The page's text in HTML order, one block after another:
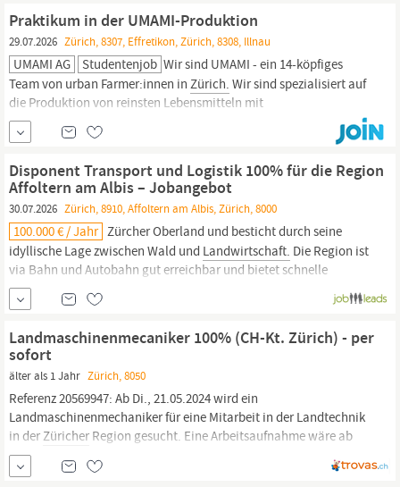
Praktikum in der UMAMI-Produktion
29.07.2026 Zürich, 8307, Effretikon, Zürich, 8308, Illnau
UMAMI AG Studentenjob Wir sind UMAMI - ein 14-köpfiges
Team von urban Farmer:innen in Zürich. Wir sind spezialisiert auf
die Produktion von reinsten Lebensmitteln mit
ausserordentlichen Geschmack. Unsere Produkte sind
schweizweit in der Gastronomie und im Detailhandel erhältlich.
Disponent Transport und Logistik 100% für die Region
Affoltern am Albis – Jobangebot
30.07.2026 Zürich, 8910, Affoltern am Albis, Zürich, 8000
100.000 € / Jahr Zürcher Oberland und besticht durch seine
idyllische Lage zwischen Wald und Landwirtschaft. Die Region ist
via Bahn und Autobahn gut erreichbar und bietet schnelle
Verbindungen nach
Umgebung mit gleichzeitiger Nähe zu urbanen Zentren – ideal für
Landmaschinenmecaniker 100% (CH-Kt. Zürich) - per
sofort
älter als 1 Jahr Zürich, 8050
Referenz 20569947: Ab Di., 21.05.2024 wird ein
Landmaschinenmechaniker für eine Mitarbeit in der Landtechnik
in der Züricher Region gesucht. Eine Arbeitsaufnahme wäre ab
der nächsten KW möglich - je nach direkter Vereinbarung mit
Schweizer Arbeitgeber. Wir sind eine private Personal- und